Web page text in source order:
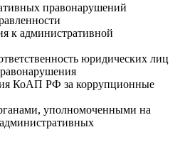
правонарушений
к административной
юридических лиц
КоАП РФ за коррупционные
уполномоченными на